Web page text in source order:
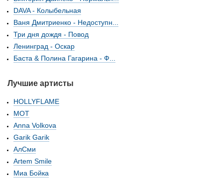
DAVA - Колыбельная
Ваня Дмитриенко - Недоступн...
Три дня дождя - Повод
Ленинград - Оскар
Баста & Полина Гагарина - Ф...
Лучшие артисты
HOLLYFLAME
МОТ
Anna Volkova
Garik Garik
АлСми
Artem Smile
Миа Бойка